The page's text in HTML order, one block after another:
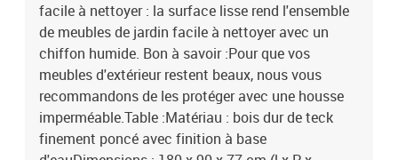
facile à nettoyer : la surface lisse rend l'ensemble
de meubles de jardin facile à nettoyer avec un
chiffon humide. Bon à savoir :Pour que vos
meubles d'extérieur restent beaux, nous vous
recommandons de les protéger avec une housse
imperméable.Table :Matériau : bois dur de teck
finement poncé avec finition à base